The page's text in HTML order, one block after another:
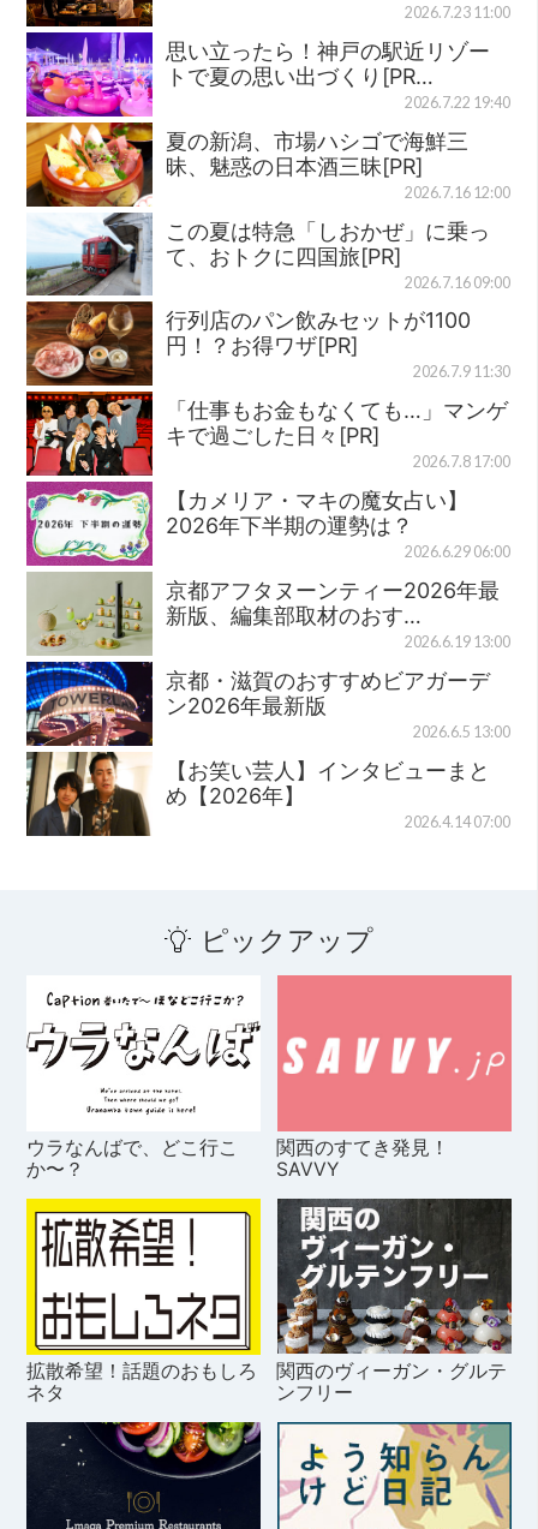
2026.7.23 11:00
思い立ったら！神戸の駅近リゾー
トで夏の思い出づくり[PR…
2026.7.22 19:40
夏の新潟、市場ハシゴで海鮮三
昧、魅惑の日本酒三昧[PR]
2026.7.16 12:00
この夏は特急「しおかぜ」に乗っ
て、おトクに四国旅[PR]
2026.7.16 09:00
行列店のパン飲みセットが1100
円！？お得ワザ[PR]
2026.7.9 11:30
「仕事もお金もなくても…」マンゲ
キで過ごした日々[PR]
2026.7.8 17:00
【カメリア・マキの魔女占い】
2026年下半期の運勢は？
2026.6.29 06:00
京都アフタヌーンティー2026年最
新版、編集部取材のおす…
2026.6.19 13:00
京都・滋賀のおすすめビアガーデ
ン2026年最新版
2026.6.5 13:00
【お笑い芸人】インタビューまと
め【2026年】
2026.4.14 07:00
ピックアップ
ウラなんばで、どこ行こ
か〜？
関西のすてき発見！
SAVVY
拡散希望！話題のおもしろ
ネタ
関西のヴィーガン・グルテ
ンフリー